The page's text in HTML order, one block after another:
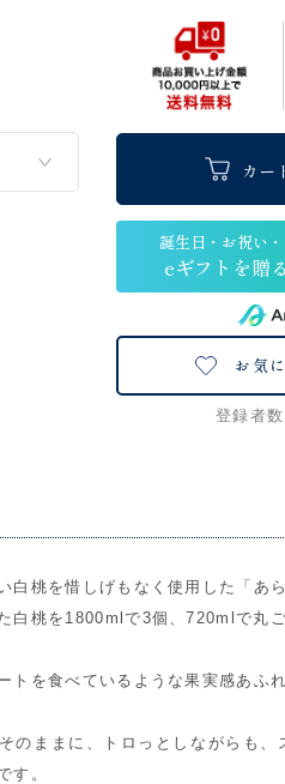
カー
お気
登録者数
白桃を惜しげもなく使用した「あ
白桃を1800mlで3個、720mlで丸
トを食べているような果実感あふ
のままに、トロっとしながらも、
す。